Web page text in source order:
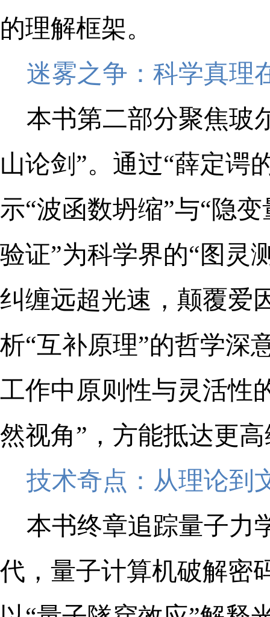
的理解框架。
迷雾之争：科学真理
本书第二部分聚焦玻
山论剑”。通过“薛定谔
示“波函数坍缩”与“隐
验证”为科学界的“图灵
纠缠远超光速，颠覆爱
析“互补原理”的哲学
工作中原则性与灵活性
然视角”，方能抵达更
技术奇点：从理论到
本书终章追踪量子力
代，量子计算机破解密